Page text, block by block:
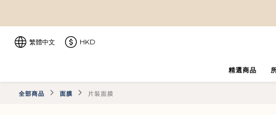
繁體中文 HKD
精選商品
全部商品 面膜 片裝面膜